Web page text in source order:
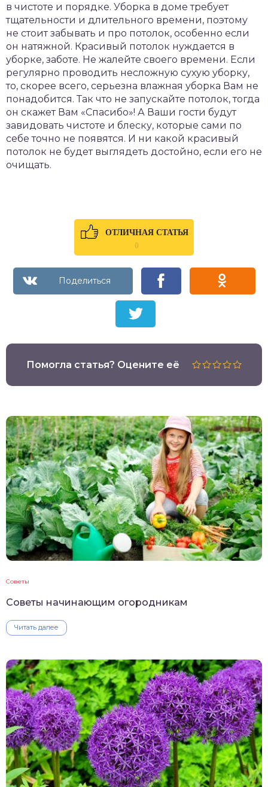
в чистоте и порядке. Уборка в доме требует
тщательности и длительного времени, поэтому
не стоит забывать и про потолок, особенно если
он натяжной. Красивый потолок нуждается в
уборке, заботе. Не жалейте своего времени. Если
регулярно проводить несложную сухую уборку,
то, скорее всего, серьезна влажная уборка Вам не
понадобится. Так что не запускайте потолок, тогда
он скажет Вам «Спасибо»! А Ваши гости будут
завидовать чистоте и блеску, которые сами по
себе точно не появятся. И ни какой красивый
потолок не будет выглядеть достойно, если его не
очищать.
ОТЛИЧНАЯ СТАТЬЯ
0
Помогла статья? Оцените её
Советы
Советы начинающим огородникам
Читать далее